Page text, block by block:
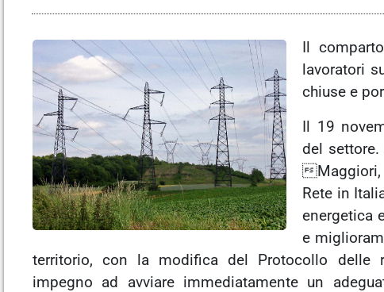
Il
lavoratori
chiuse e
Il 19
del
Maggiori,
Rete in
energetica
e
territorio, con la modifica del Protocollo delle
impegno ad avviare immediatamente un